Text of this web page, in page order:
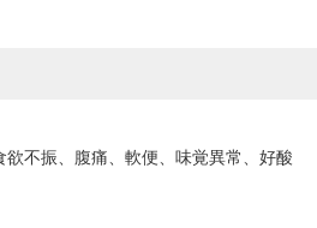
不振、腹痛、軟便、味覚異常、好酸